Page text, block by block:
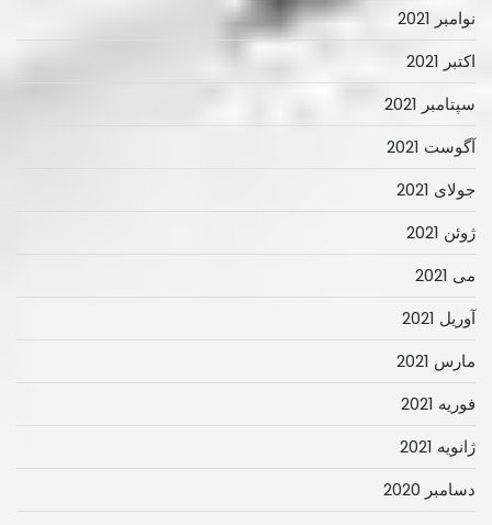
نوامبر 2021
اکتبر 2021
سپتامبر 2021
آگوست 2021
جولای 2021
ژوئن 2021
می 2021
آوریل 2021
مارس 2021
فوریه 2021
ژانویه 2021
دسامبر 2020